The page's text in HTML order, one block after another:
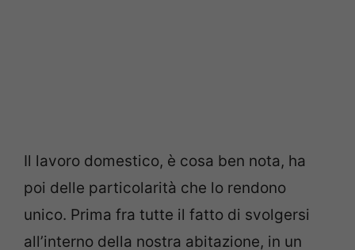
Il lavoro domestico, è cosa ben nota, ha
poi delle particolarità che lo rendono
unico. Prima fra tutte il fatto di svolgersi
all’interno della nostra abitazione, in un